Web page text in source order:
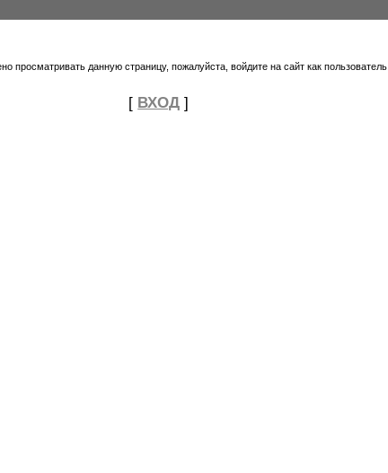
просматривать данную страницу, пожалуйста, войдите на сайт как пользователь.
[ ВХОД ]